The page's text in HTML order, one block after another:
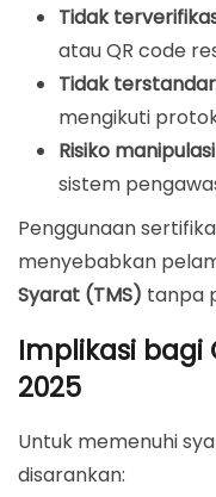
Tidak
atau QR code
Tidak
mengikuti
Risiko
sistem
Penggunaan
menyebabkan
Syarat (TMS) tanpa
Implikasi bagi
2025
Untuk memenuhi
disarankan: